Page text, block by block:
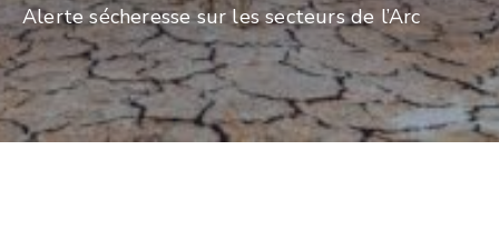
ANIMATION
CULTURE
SPORTS
Alerte sécheresse sur les secteurs de l’Arc